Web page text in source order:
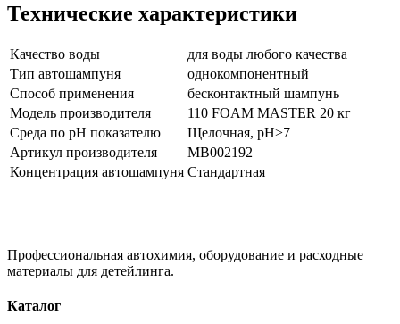
Технические характеристики
Качество воды
для воды любого качества
Тип автошампуня
однокомпонентный
Способ применения
бесконтактный шампунь
Модель производителя
110 FOAM MASTER 20 кг
Среда по pH показателю
Щелочная, pH>7
Артикул производителя
МВ002192
Концентрация автошампуня Стандартная
Профессиональная автохимия, оборудование и расходные
материалы для детейлинга.
Каталог